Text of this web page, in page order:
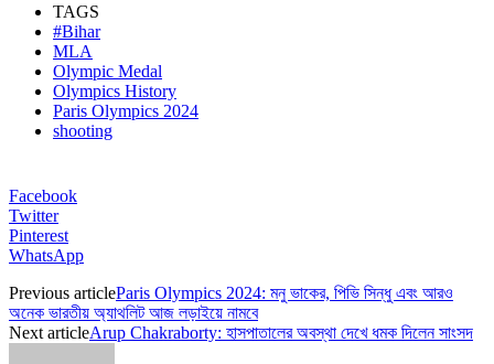
TAGS
#Bihar
MLA
Olympic Medal
Olympics History
Paris Olympics 2024
shooting
Facebook
Twitter
Pinterest
WhatsApp
Previous articleParis Olympics 2024: মনু ভাকের, পিভি সিন্ধু এবং আরও
অনেক ভারতীয় অ্যাথলিট আজ লড়াইয়ে নামবে
Next articleArup Chakraborty: হাসপাতালের অবস্থা দেখে ধমক দিলেন সাংসদ